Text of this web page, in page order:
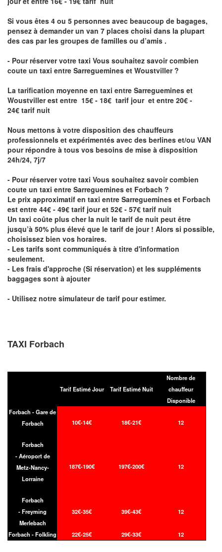
Si vous êtes 4 ou 5 personnes avec beaucoup de bagages,
pensez à demander un van 7 places choisi dans la plupart
des cas par les groupes de familles ou d’amis .
- Pour réserver votre taxi Vous souhaitez savoircombien
coute un taxi entre Sarreguemines et Woustviller ?
La tarification moyenne en taxi entre Sarreguemines et
Woustviller est entre 15€ - 18€ tarif jour et entre 20€ -
24€ tarif nuit
Nous mettons à votre disposition des chauffeurs
professionnels et expérimentés avec des berlines et/ou VAN
pour répondre à tous vos besoins de mise à disposition
24h/24, 7j/7
- Pour réserver votre taxi Vous souhaitez savoircombien
coute un taxi entre Sarreguemines et Forbach ?
Le prix approximatif en taxi entre Sarreguemines et Forbach
est entre 44€ - 49€ tarif jour et 52€ - 57€ tarif nuit
Un taxi coûte plus cher la nuit le tarif de nuit peut être
jusqu’à 50% plus élevé que le tarif de jour ! Alors si possible,
choisissez bien vos horaires.
- Les tarifs sont communiqués à titre d'information
seulement.
- Les frais d'approche (Si réservation) et les suppléments
baggages sont à ajouter
- Utilisez notre simulateur de tarif pour estimer.
TAXI Forbach
Tarif Estimé Jour Tarif Estimé Nuit
Nombre de
chauffeur
Disponible
Forbach - Gare de
Forbach
10€-14€ 18€-21€ 12
Forbach
- Aéroport de
Metz-Nancy-
Lorraine
187€-190€ 197€-200€ 12
Forbach
- Freyming
Merlebach
32€-35€ 39€-43€ 12
Forbach - Folkling 22€-25€ 29€-33€ 12